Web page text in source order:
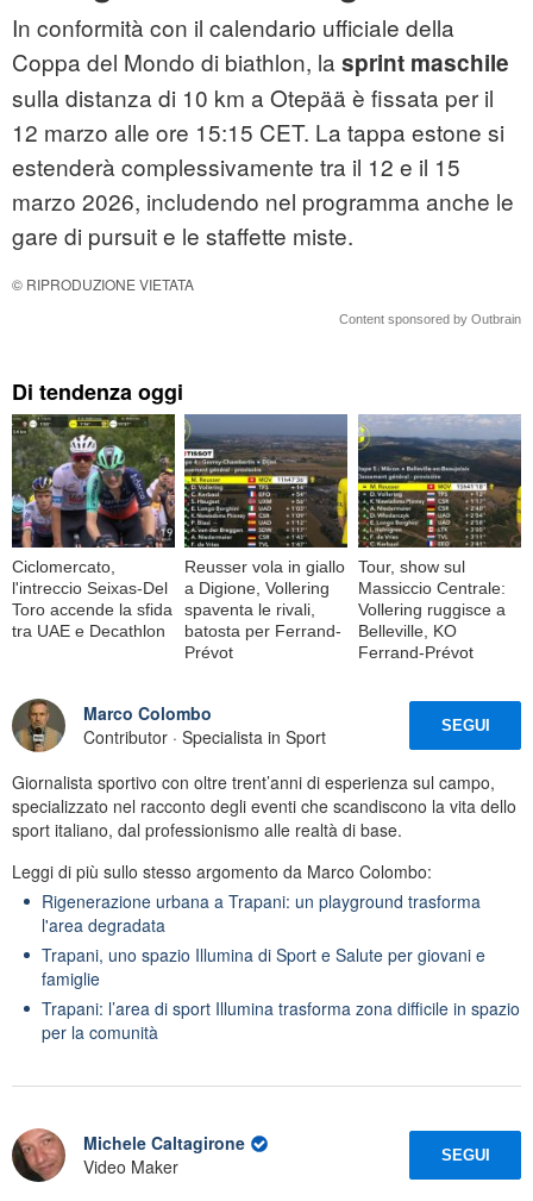
In conformità con il calendario ufficiale della
Coppa del Mondo di biathlon, la sprint maschile
sulla distanza di 10 km a Otepää è fissata per il
12 marzo alle ore 15:15 CET. La tappa estone si
estenderà complessivamente tra il 12 e il 15
marzo 2026, includendo nel programma anche le
gare di pursuit e le staffette miste.
© RIPRODUZIONE VIETATA
Content sponsored by Outbrain
Di tendenza oggi
Ciclomercato,
l'intreccio Seixas-Del
Toro accende la sfida
tra UAE e Decathlon
Reusser vola in giallo
a Digione, Vollering
spaventa le rivali,
batosta per Ferrand-
Prévot
Tour, show sul
Massiccio Centrale:
Vollering ruggisce a
Belleville, KO
Ferrand-Prévot
Marco Colombo
Contributor · Specialista in Sport
SEGUI
Giornalista sportivo con oltre trent’anni di esperienza sul campo,
specializzato nel racconto degli eventi che scandiscono la vita dello
sport italiano, dal professionismo alle realtà di base.
Leggi di più sullo stesso argomento da Marco Colombo:
Rigenerazione urbana a Trapani: un playground trasforma
l'area degradata
Trapani, uno spazio Illumina di Sport e Salute per giovani e
famiglie
Trapani: l’area di sport Illumina trasforma zona difficile in spazio
per la comunità
Michele Caltagirone
Video Maker
SEGUI